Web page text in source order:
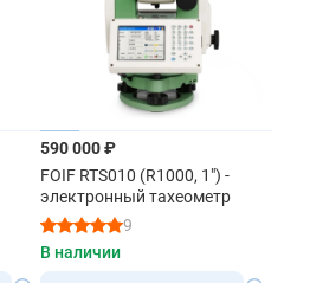
590 000 ₽
FOIF RTS010 (R1000, 1") -
электронный тахеометр
9
В наличии